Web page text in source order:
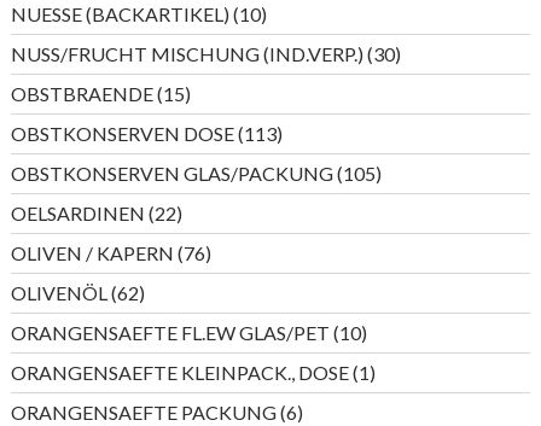
NUESSE (BACKARTIKEL) 1010
Produkte
NUSS/FRUCHT MISCHUNG (IND.VERP.) 3030
Produkte
OBSTBRAENDE 1515
Produkte
OBSTKONSERVEN DOSE 113113
Produkte
OBSTKONSERVEN GLAS/PACKUNG 105105
Produkte
OELSARDINEN 2222
Produkte
OLIVEN / KAPERN 7676
Produkte
OLIVENÖL 6262
Produkte
ORANGENSAEFTE FL.EW GLAS/PET 1010
Produkte
ORANGENSAEFTE KLEINPACK., DOSE 11
Produkt
ORANGENSAEFTE PACKUNG 66